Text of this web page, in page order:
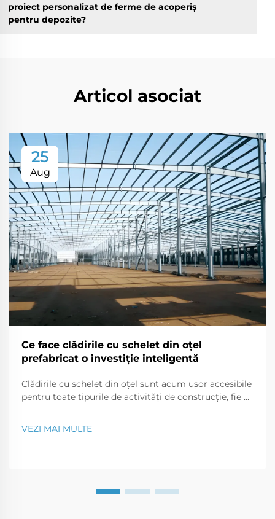
proiect personalizat de ferme de acoperiș
pentru depozite?
Articol asociat
25
Aug
Ce face clădirile cu schelet din oțel
prefabricat o investiție inteligentă
Clădirile cu schelet din oțel sunt acum ușor accesibile
pentru toate tipurile de activități de construcție, fie că
vom discuta de ce clădirile realizate din cadre de oțel
VEZI MAI MULTE